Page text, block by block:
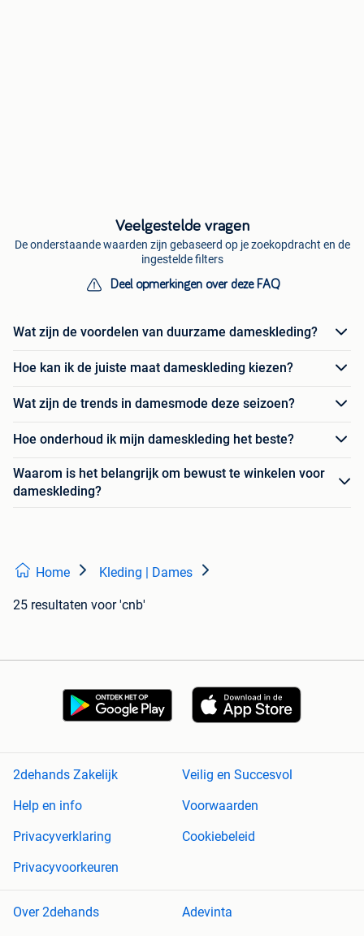
Veelgestelde vragen
De onderstaande waarden zijn gebaseerd op je zoekopdracht en de
ingestelde filters
Deel opmerkingen over deze FAQ
Wat zijn de voordelen van duurzame dameskleding?
Hoe kan ik de juiste maat dameskleding kiezen?
Wat zijn de trends in damesmode deze seizoen?
Hoe onderhoud ik mijn dameskleding het beste?
Waarom is het belangrijk om bewust te winkelen voor
dameskleding?
Home Kleding | Dames
25 resultaten voor 'cnb'
2dehands Zakelijk
Veilig en Succesvol
Help en info
Voorwaarden
Privacyverklaring
Cookiebeleid
Privacyvoorkeuren
Over 2dehands
Adevinta